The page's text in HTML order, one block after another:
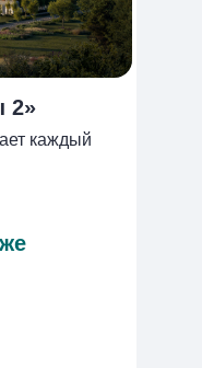
каждый
2»